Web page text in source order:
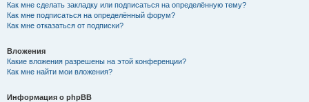
Как мне сделать закладку или подписаться на определённую тему?
Как мне подписаться на определённый форум?
Как мне отказаться от подписки?
Вложения
Какие вложения разрешены на этой конференции?
Как мне найти мои вложения?
Информация о phpBB